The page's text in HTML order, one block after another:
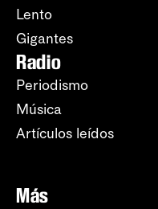
Lento
Gigantes
Radio
Periodismo
Música
Artículos leídos
Más